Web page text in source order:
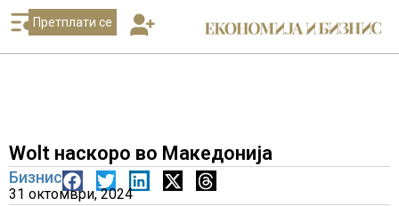
Претплати се
Wolt наскоро во Македонија
Бизнис
31 октомври, 2024